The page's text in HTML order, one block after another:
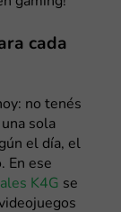
cada
no tenés
sola
el día, el
En ese
K4G se